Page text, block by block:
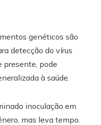
genéticos são
detecção do vírus
presente, pode
à saúde.
inoculação em
mas leva tempo.